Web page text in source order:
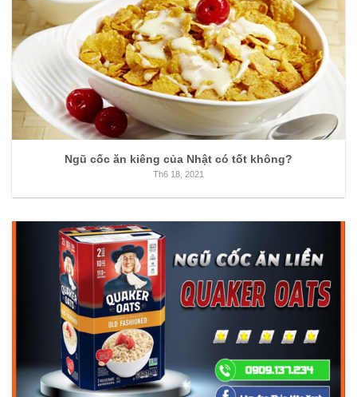
Ngũ cốc ăn kiêng của Nhật có tốt không?
Th6 18, 2021